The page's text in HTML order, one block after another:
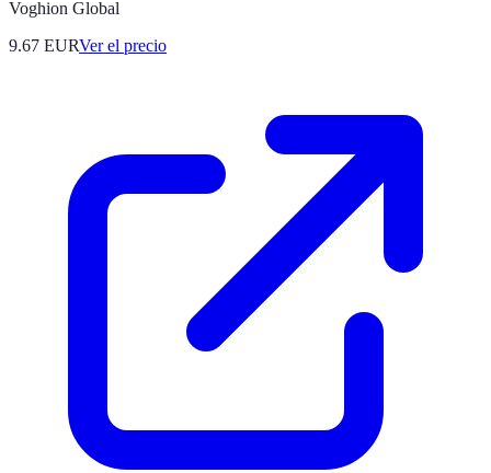
Voghion Global
9.67 EURVer el precio